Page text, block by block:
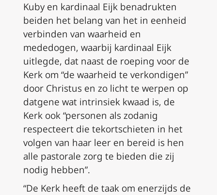
Kuby en kardinaal Eijk benadrukten
beiden het belang van het in eenheid
verbinden van waarheid en
mededogen, waarbij kardinaal Eijk
uitlegde, dat naast de roeping voor de
Kerk om “de waarheid te verkondigen”
door Christus en zo licht te werpen op
datgene wat intrinsiek kwaad is, de
Kerk ook “personen als zodanig
respecteert die tekortschieten in het
volgen van haar leer en bereid is hen
alle pastorale zorg te bieden die zij
nodig hebben”.
“De Kerk heeft de taak om enerzijds de